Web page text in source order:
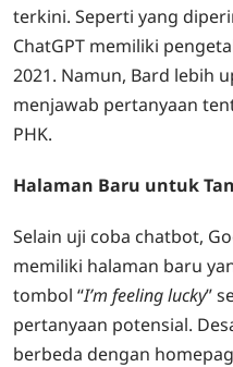
terkini. Seperti yang
ChatGPT memiliki
2021. Namun, Bard lebih
menjawab pertanyaan
PHK.
Halaman Baru untuk
Selain uji coba chatbot,
memiliki halaman baru
tombol “I’m feeling lucky”
pertanyaan potensial.
berbeda dengan